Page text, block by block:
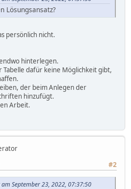
Lösungsansatz?
persönlich nicht.
hinterlegen.
Tabelle dafür keine Möglichkeit gibt,
der beim Anlegen der
hinzufügt.
Arbeit.
#2
September 23, 2022, 07:37:50